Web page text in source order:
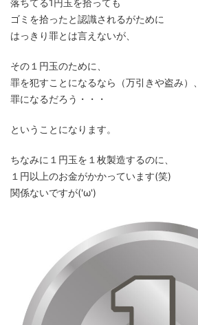
ゴミを拾ったと認識されるがために
はっきり罪とは言えないが、
その１円玉のために、
罪を犯すことになるなら（万引きや盗み）、
罪になるだろう・・・
ということになります。
ちなみに１円玉を１枚製造するのに、
１円以上のお金がかかっています(笑)
関係ないですが('ω')